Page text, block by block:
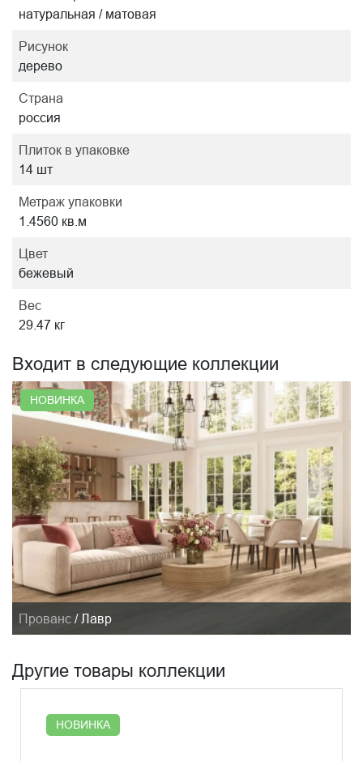
натуральная / матовая
Рисунок
дерево
Страна
россия
Плиток в упаковке
14 шт
Метраж упаковки
1.4560 кв.м
Цвет
бежевый
Вес
29.47 кг
Входит в следующие коллекции
НОВИНКА
Прованс / Лавр
Другие товары коллекции
НОВИНКА